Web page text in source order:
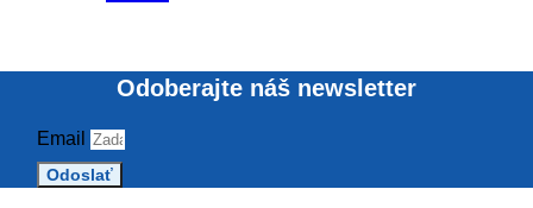
Odoberajte náš newsletter
Email
Odoslať